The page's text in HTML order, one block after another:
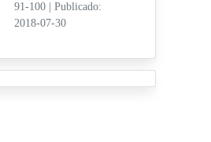
91-100
Publicado:
2018-07-30